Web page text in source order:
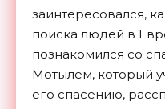
заинтересовался,
поиска людей в
познакомился со
Мотылем, который
его спасению,